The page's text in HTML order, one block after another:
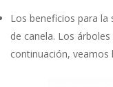
Los beneficios para la
de canela. Los
continuación, veamos